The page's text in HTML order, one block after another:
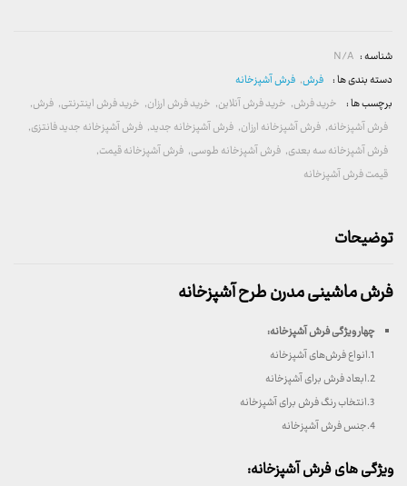
شناسه : N/A
دسته بندی ها : فرش, فرش آشپزخانه
برچسب ها : خرید فرش, خرید فرش آنلاین, خرید فرش ارزان, خرید فرش اینترنتی, فرش,
فرش آشپزخانه, فرش آشپزخانه ارزان, فرش آشپزخانه جدید, فرش آشپزخانه جدید فانتزی,
فرش آشپزخانه سه بعدی, فرش آشپزخانه طوسی, فرش آشپزخانه قیمت,
قیمت فرش آشپزخانه
توضیحات
فرش ماشینی مدرن طرح آشپزخانه
چهار ویژگی فرش آشپزخانه:
1.انواع فرش‌های آشپزخانه
2.ابعاد فرش برای آشپزخانه
3.انتخاب رنگ فرش برای آشپزخانه
4.جنس فرش آشپزخانه
ویژگی های فرش آشپزخانه: